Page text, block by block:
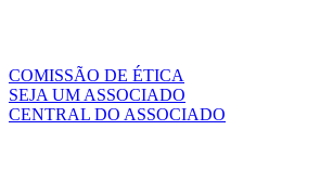
COMISSÃO DE ÉTICA
SEJA UM ASSOCIADO
CENTRAL DO ASSOCIADO